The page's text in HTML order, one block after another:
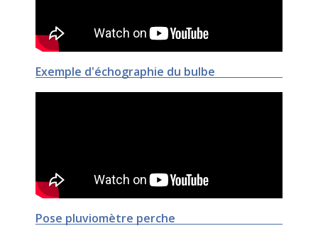
Exemple d'échographie du bulbe
Pose pluviomètre perche